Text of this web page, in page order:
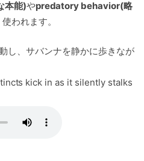
本能)やpredatory behavior(略
われます。
し、サバンナを静かに歩きなが
kick in as it silently stalks